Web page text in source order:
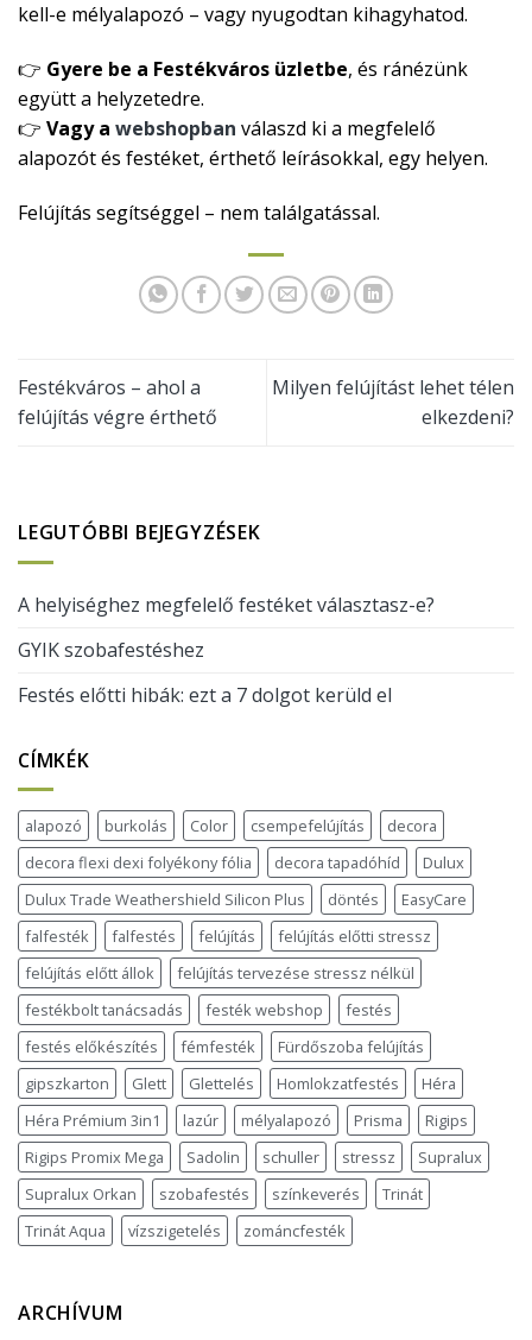
kell-e mélyalapozó – vagy nyugodtan kihagyhatod.
👉 Gyere be a Festékváros üzletbe, és ránézünk
együtt a helyzetedre.
👉 Vagy a webshopban válaszd ki a megfelelő
alapozót és festéket, érthető leírásokkal, egy helyen.
Felújítás segítséggel – nem találgatással.
Festékváros – ahol a
felújítás végre érthető
Milyen felújítást lehet télen
elkezdeni?
LEGUTÓBBI BEJEGYZÉSEK
A helyiséghez megfelelő festéket választasz-e?
GYIK szobafestéshez
Festés előtti hibák: ezt a 7 dolgot kerüld el
CÍMKÉK
alapozó burkolás Color csempefelújítás
decora
decora flexi dexi folyékony fólia
decora tapadóhíd
Dulux
Dulux Trade Weathershield Silicon Plus
döntés
EasyCare
falfesték
falfestés felújítás
felújítás előtti stressz
felújítás előtt állok
felújítás tervezése stressz nélkül
festékbolt tanácsadás
festék webshop
festés
festés előkészítés
fémfesték
Fürdőszoba felújítás
gipszkarton
Glett Glettelés Homlokzatfestés
Héra
Héra Prémium 3in1
lazúr mélyalapozó Prisma
Rigips
Rigips Promix Mega
Sadolin schuller stressz
Supralux
Supralux Orkan
szobafestés színkeverés
Trinát
Trinát Aqua
vízszigetelés zománcfesték
ARCHÍVUM